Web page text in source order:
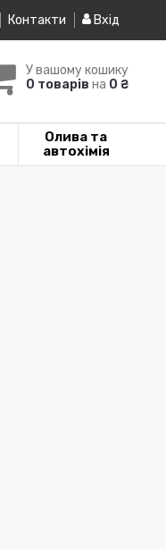
Контакти Вхід
У вашому кошику
0 товарів на 0 ₴
Олива та
автохімія